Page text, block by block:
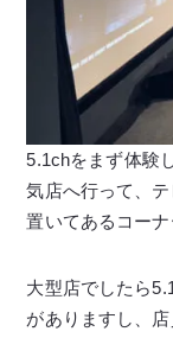
5.1chをまず体験
気店へ行って、
置いてあるコーナ
大型店でしたら
がありますし、